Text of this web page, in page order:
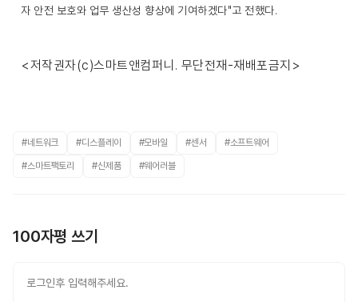
자 안전 보호와 업무 생산성 향상에 기여하겠다"고 전했다.
<저작권자(c)스마트앤컴퍼니. 무단전재-재배포금지>
#네트워크 #디스플레이 #모바일 #센서 #소프트웨어
#스마트팩토리 #신제품 #웨어러블
100자평 쓰기